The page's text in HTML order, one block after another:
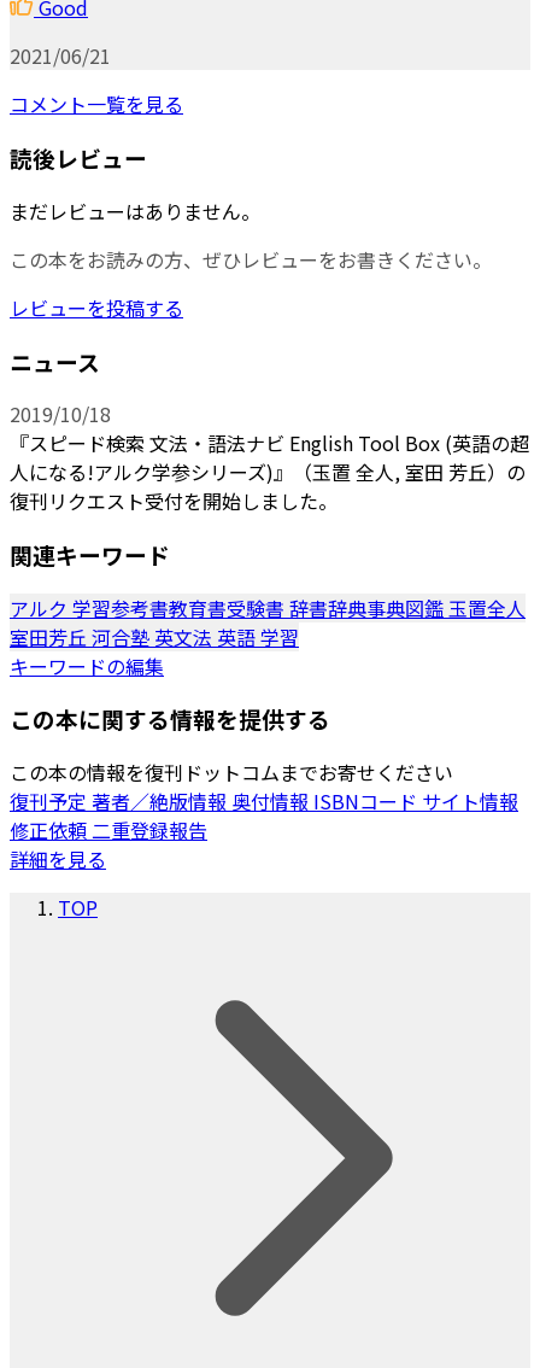
Good
2021/06/21
コメント一覧を見る
読後レビュー
まだレビューはありません。
この本をお読みの方、ぜひレビューをお書きください。
レビューを投稿する
ニュース
2019/10/18
『スピード検索 文法・語法ナビ English Tool Box (英語の超
人になる!アルク学参シリーズ)』（玉置 全人, 室田 芳丘）の
復刊リクエスト受付を開始しました。
関連キーワード
アルク 学習参考書教育書受験書 辞書辞典事典図鑑 玉置全人
室田芳丘 河合塾 英文法 英語学習
キーワードの編集
この本に関する情報を提供する
この本の情報を復刊ドットコムまでお寄せください
復刊予定 著者／絶版情報 奥付情報 ISBNコード サイト情報
修正依頼二重登録報告
詳細を見る
TOP